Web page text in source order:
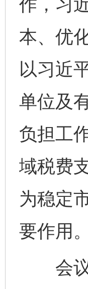
作，习
本、优
以习近
单位及
负担工
域税费
为稳定
要作用。
会议